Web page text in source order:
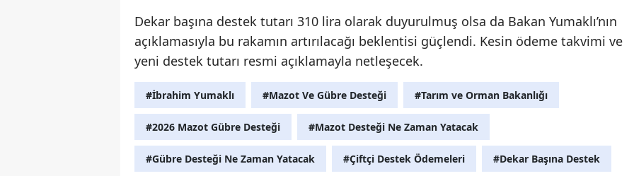
Dekar başına destek tutarı 310 lira olarak duyurulmuş olsa da Bakan Yumaklı’nın
açıklamasıyla bu rakamın artırılacağı beklentisi güçlendi. Kesin ödeme takvimi ve
yeni destek tutarı resmi açıklamayla netleşecek.
#İbrahim Yumaklı #Mazot Ve Gübre Desteği #Tarım ve Orman Bakanlığı
#2026 Mazot Gübre Desteği #Mazot Desteği Ne Zaman Yatacak
#Gübre Desteği Ne Zaman Yatacak #Çiftçi Destek Ödemeleri #Dekar Başına Destek